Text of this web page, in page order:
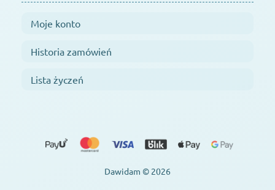
Moje konto
Historia zamówień
Lista życzeń
Dawidam © 2026